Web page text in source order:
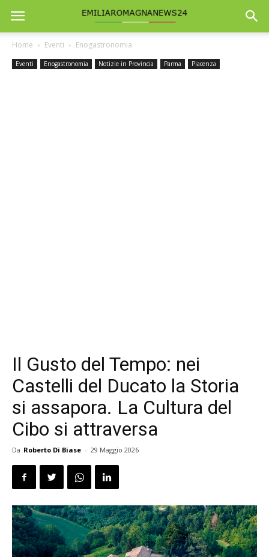
Home Eventi Enogastronomia
Eventi Enogastronomia Notizie in Provincia Parma Piacenza
Il Gusto del Tempo: nei
Castelli del Ducato la Storia
si assapora. La Cultura del
Cibo si attraversa
Da Roberto Di Biase - 29 Maggio 2026